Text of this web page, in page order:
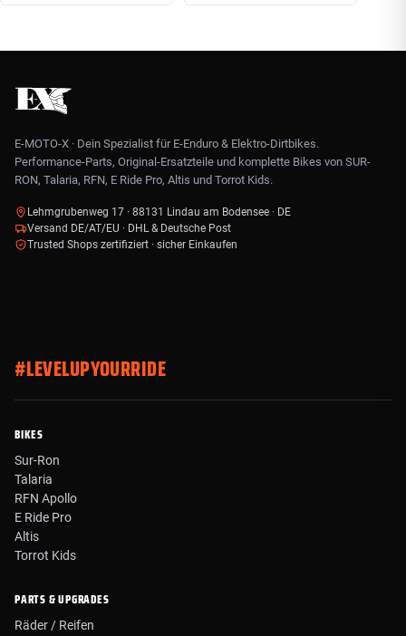
E-MOTO-X · Dein Spezialist für E-Enduro & Elektro-Dirtbikes.
Performance-Parts, Original-Ersatzteile und komplette Bikes von SUR-
RON, Talaria, RFN, E Ride Pro, Altis und Torrot Kids.
Lehmgrubenweg 17 · 88131 Lindau am Bodensee · DE
Versand DE/AT/EU · DHL & Deutsche Post
Trusted Shops zertifiziert · sicher Einkaufen
#LEVELUPYOURRIDE
BIKES
Sur-Ron
Talaria
RFN Apollo
E Ride Pro
Altis
Torrot Kids
PARTS & UPGRADES
Räder / Reifen